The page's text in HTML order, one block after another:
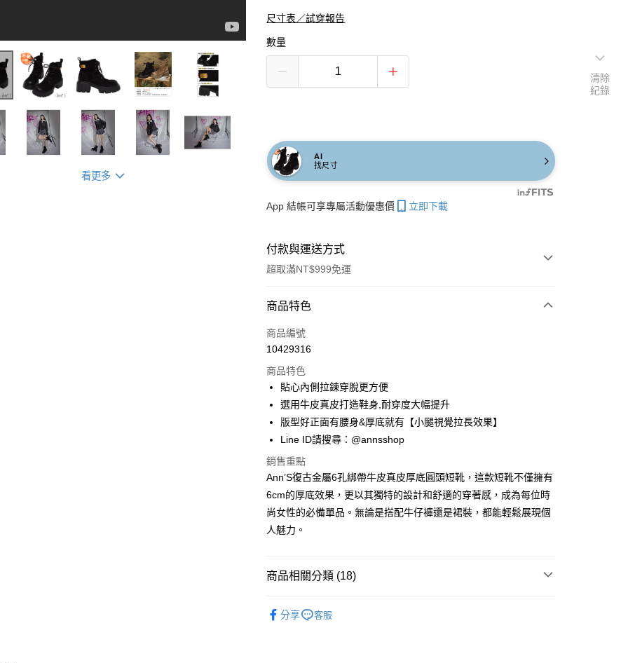
看更多
尺寸表／試穿報告
數量
AI
找尺寸
App 結帳可享專屬活動優惠價 立即下載
付款與運送方式
超取滿NT$999免運
付款方式
信用卡一次付款
3 期 0 利率 每期 NT$1,093
合作金庫商業銀行
第一商業銀行
華南商業銀行
彰化商業銀行
國泰世華商業銀行
臺灣中小企業銀行
匯豐（台灣）商業銀行
華泰商業銀行
聯邦商業銀行
遠東國際商業銀行
玉山商業銀行
星展（台灣）商業銀行
台新國際商業銀行
6 期 0 利率 每期NT$546
合作金庫商業銀行
第一商業銀行
華南商業銀行
國泰世華商業銀行
臺灣中小企業銀行
台中商業銀行
匯豐（台灣）商業銀行
華泰商業銀行
聯邦商業銀行
遠東國際商業銀行
元大商業銀行
台灣樂天信用卡公司
購物金
LINE Pay
街口支付
Google Pay
全支付
商品特色
商品編號
10429316
商品特色
貼心內側拉鍊穿脫更方便
選用牛皮真皮打造鞋身,耐穿度大幅提升
版型好正面有腰身&厚底就有【小腿視覺拉長效果】
Line ID請搜尋：@annsshop
銷售重點
Ann’S復古金屬6孔綁帶牛皮真皮厚底圓頭短靴，這款短靴不僅擁有
6cm的厚底效果，更以其獨特的設計和舒適的穿著感，成為每位時
尚女性的必備單品。無論是搭配牛仔褲還是裙裝，都能輕鬆展現個
人魅力。
商品相關分類 (18)
分享 客服
清除
紀錄